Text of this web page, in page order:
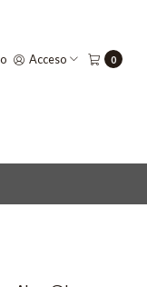
Acceso 0